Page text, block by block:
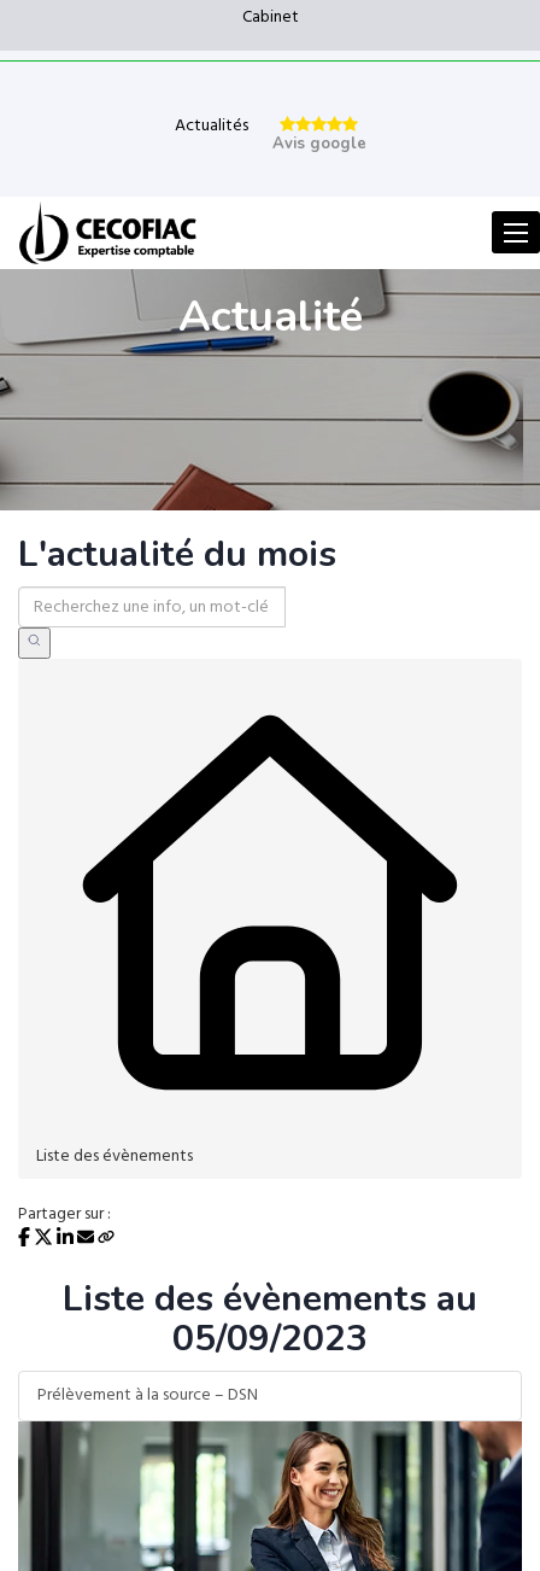
Cabinet
Actualités
Avis google
Actualité
L'actualité du mois
Liste des évènements
Partager sur :
Liste des évènements au
05/09/2023
Prélèvement à la source – DSN